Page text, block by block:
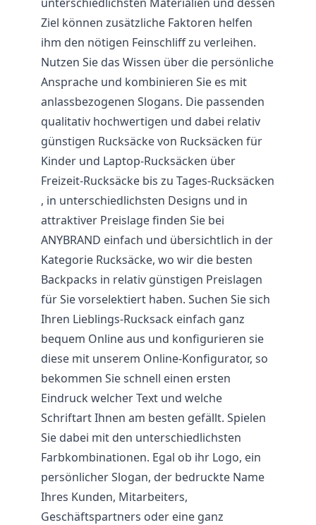
Ziel können zusätzliche Faktoren helfen
ihm den nötigen Feinschliff zu verleihen.
Nutzen Sie das Wissen über die persönliche
Ansprache und kombinieren Sie es mit
anlassbezogenen Slogans. Die passenden
qualitativ hochwertigen und dabei relativ
günstigen Rucksäcke von Rucksäcken für
Kinder und Laptop-Rucksäcken über
Freizeit-Rucksäcke bis zu Tages-Rucksäcken
, in unterschiedlichsten Designs und in
attraktiver Preislage finden Sie bei
ANYBRAND einfach und übersichtlich in der
Kategorie Rucksäcke, wo wir die besten
Backpacks in relativ günstigen Preislagen
für Sie vorselektiert haben. Suchen Sie sich
Ihren Lieblings-Rucksack einfach ganz
bequem Online aus und konfigurieren sie
diese mit unserem Online-Konfigurator, so
bekommen Sie schnell einen ersten
Eindruck welcher Text und welche
Schriftart Ihnen am besten gefällt. Spielen
Sie dabei mit den unterschiedlichsten
Farbkombinationen. Egal ob ihr Logo, ein
persönlicher Slogan, der bedruckte Name
Ihres Kunden, Mitarbeiters,
Geschäftspartners oder eine ganz